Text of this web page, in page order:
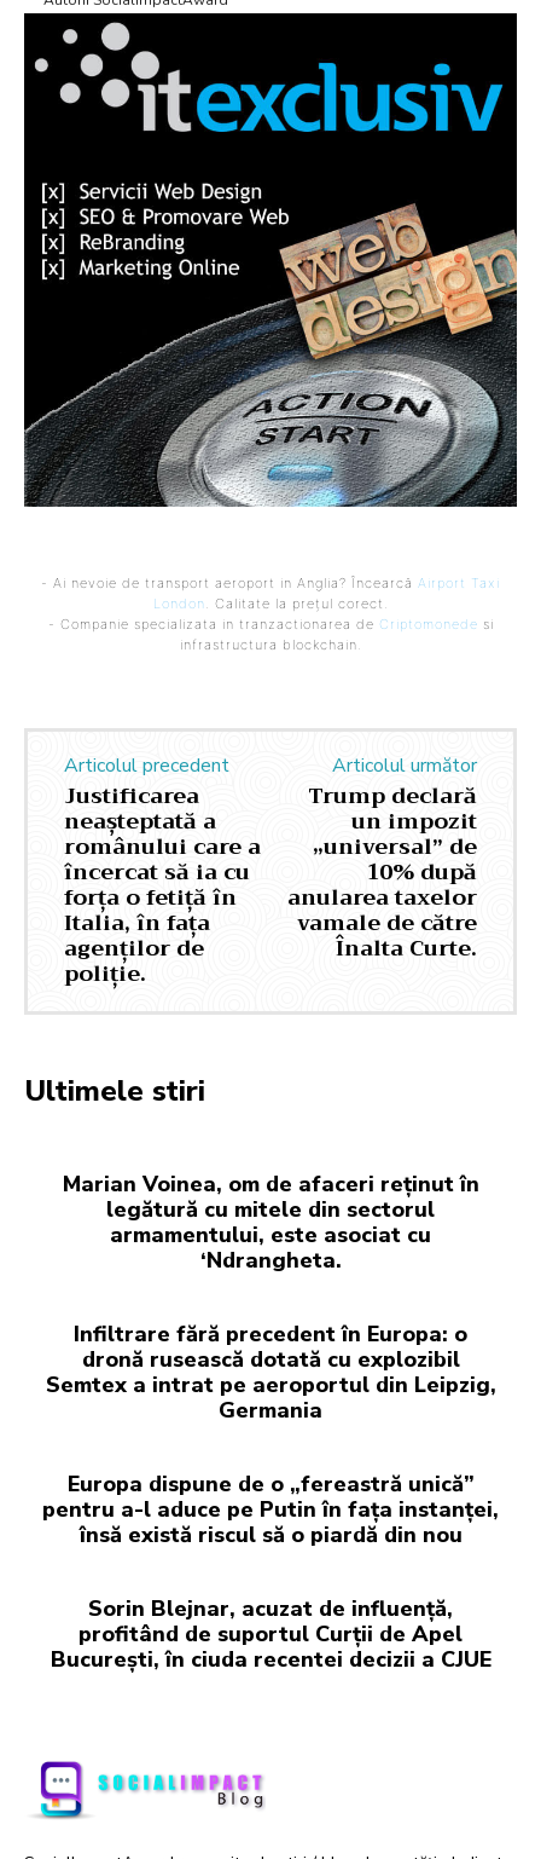
- Ai nevoie de transport aeroport in Anglia? Încearcă Airport Taxi
London. Calitate la prețul corect.
- Companie specializata in tranzactionarea de Criptomonede si
infrastructura blockchain.
Articolul precedent
Justificarea
neașteptată a
românului care a
încercat să ia cu
forța o fetiță în
Italia, în fața
agenților de
poliție.
Articolul următor
Trump declară
un impozit
„universal” de
10% după
anularea taxelor
vamale de către
Înalta Curte.
Ultimele stiri
Marian Voinea, om de afaceri reținut în
legătură cu mitele din sectorul
armamentului, este asociat cu
‘Ndrangheta.
Infiltrare fără precedent în Europa: o
dronă rusească dotată cu explozibil
Semtex a intrat pe aeroportul din Leipzig,
Germania
Europa dispune de o „fereastră unică”
pentru a-l aduce pe Putin în fața instanței,
însă există riscul să o piardă din nou
Sorin Blejnar, acuzat de influență,
profitând de suportul Curții de Apel
București, în ciuda recentei decizii a CJUE